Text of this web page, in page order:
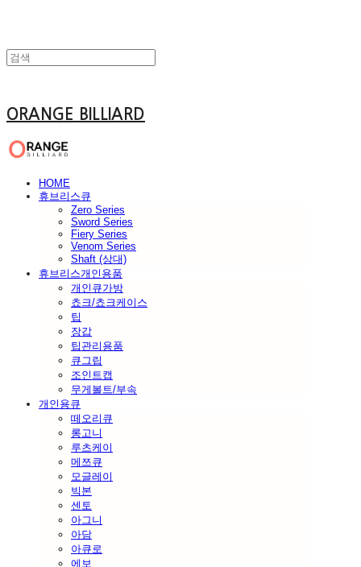
ORANGE BILLIARD
HOME
휴브리스큐
Zero Series
Sword Series
Fiery Series
Venom Series
Shaft (상대)
휴브리스개인용품
개인큐가방
쵸크/쵸크케이스
팁
장갑
팁관리용품
큐그립
조인트캡
무게볼트/부속
개인용큐
떼오리큐
롱고니
루츠케이
메쯔큐
모글레이
빅본
센토
아그니
아담
아큐로
에보